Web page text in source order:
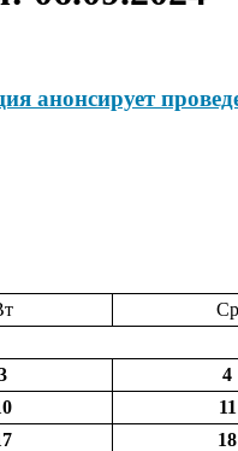
анонсирует
Ср
4
11
18